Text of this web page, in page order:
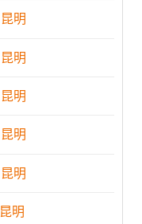
昆明
昆明
昆明
昆明
昆明
昆明